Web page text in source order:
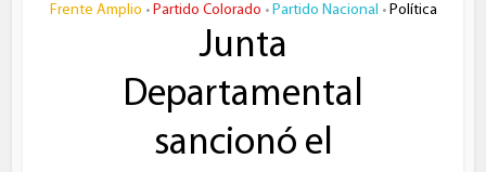
Frente Amplio • Partido Colorado • Partido Nacional • Política
Junta
Departamental
sancionó el